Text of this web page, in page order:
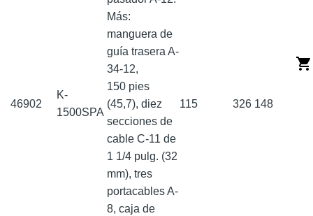
46902
K-
1500SPA
Más:
manguera de
guía trasera A-
34-12,
150 pies
(45,7), diez
secciones de
cable C-11 de
1 1/4 pulg. (32
mm), tres
portacables A-
8, caja de
115 326 148